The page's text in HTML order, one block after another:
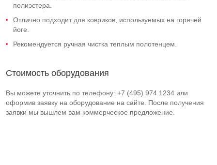
полиэстера.
Отлично подходит для ковриков, используемых на горячей
йоге.
Рекомендуется ручная чистка теплым полотенцем.
Стоимость оборудования
Вы можете уточнить по телефону: +7 (495) 974 1234 или
оформив заявку на оборудование на сайте. После получения
заявки мы вышлем вам коммерческое предложение.